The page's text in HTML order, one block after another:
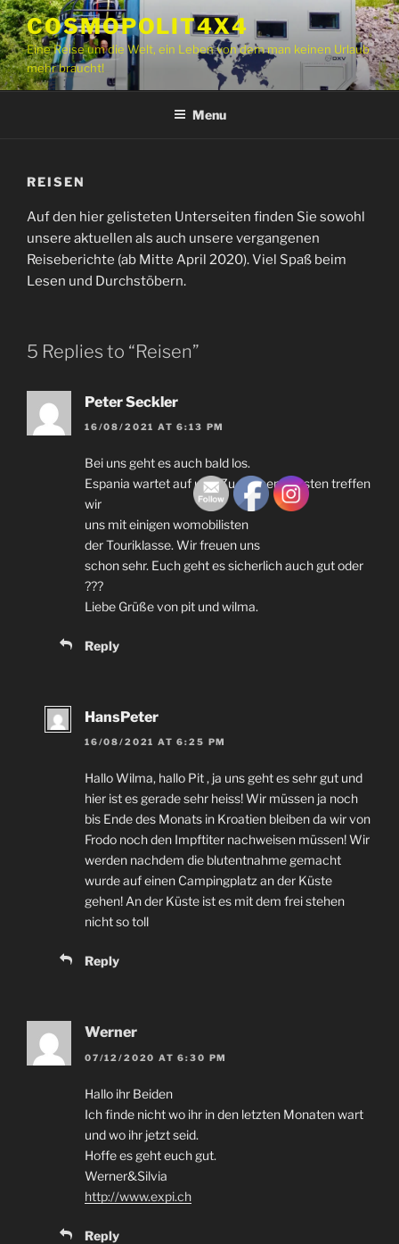
Skip
to
content
COSMOPOLIT4X4
Eine Reise um die Welt, ein Leben von dem man keinen Urlaub
mehr braucht!
Menu
REISEN
Auf den hier gelisteten Unterseiten finden Sie sowohl
unsere aktuellen als auch unsere vergangenen
Reiseberichte (ab Mitte April 2020).Viel Spaß beim
Lesen und Durchstöbern.
5 Replies to “Reisen”
Peter Seckler
16/08/2021 AT 6:13 PM
Bei uns geht es auch bald los.
Espania wartet auf uns.Zu meinem 70sten treffen
wir
uns mit einigen womobilisten
der Touriklasse. Wir freuen uns
schon sehr. Euch geht es sicherlich auch gut oder
???
Liebe Grüße von pit und wilma.
Reply
HansPeter
16/08/2021 AT 6:25 PM
Hallo Wilma, hallo Pit , ja uns geht es sehr gut und
hier ist es gerade sehr heiss!Wir müssen ja noch
bis Ende des Monats in Kroatien bleiben da wir von
Frodo noch den Impftiter nachweisen müssen!Wir
werden nachdem die blutentnahme gemacht
wurde auf einen Campingplatz an der Küste
gehen! An der Küste ist es mit dem frei stehen
nicht so toll
Reply
Werner
07/12/2020 AT 6:30 PM
Hallo ihr Beiden
Ich finde nicht wo ihr in den letzten Monaten wart
und wo ihr jetzt seid.
Hoffe es geht euch gut.
Werner&Silvia
http://www.expi.ch
Reply